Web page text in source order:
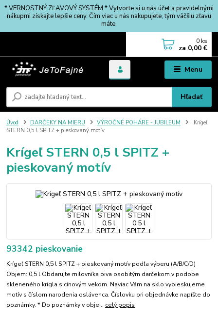
* VERNOSTNÝ ZĽAVOVÝ SYSTÉM * Vytvorte si u nás účet a pravidelnými
nákupmi získajte lepšie ceny. Čím viac u nás nakupujete, tým väčšiu zľavu
máte.
Menu
Hľadať
0 ks
za 0,00 €
Úvod DARČEKY NA MIERU VÝROČNÉ POHÁRE - JUBILEUM
Krígeľ
STERN 0,5 l SPITZ + pieskovaný motív
Krígeľ STERN 0,5 l SPITZ +
pieskovaný motív
93342 pieskovanie
Krígeľ STERN 0,5 l SPITZ + pieskovaný motív podľa výberu (A/B/C/D)
Objem: 0,5 l Obdarujte milovníka piva osobitým darčekom v podobe
skleneného krígla s cínovým vekom. Naviac Vám na sklo vypieskujeme
motív s číslom narodenia oslávenca. Číslovku pri objednávke napíšte do
poznámky. * Do poznámky v obje... celý popis